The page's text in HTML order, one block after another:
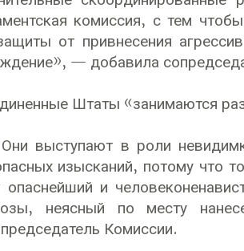
комиссия, с тем
от привнесения
— добавила
Штаты «занимаются
Они выступают в роли
изысканий, потому что
и
неясный по месту
Комиссии.